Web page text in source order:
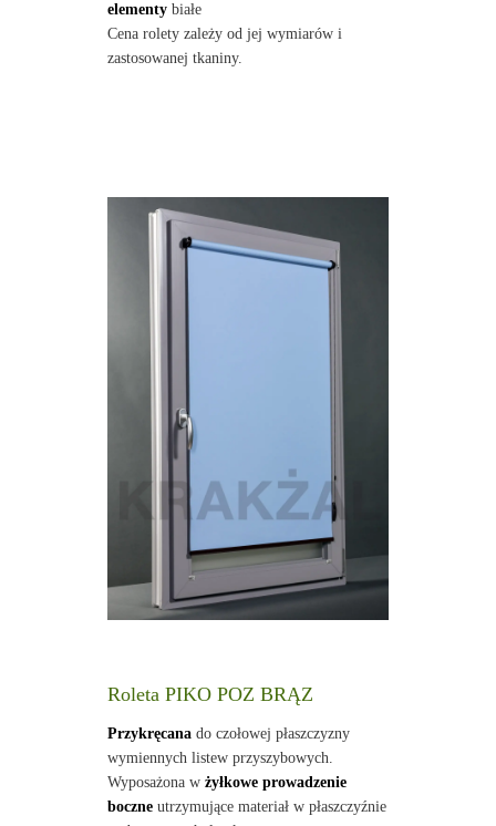
elementybiałe
Cena rolety zależy od jej wymiarów i
zastosowanej tkaniny.
Roleta PIKO POZ BRĄZ
Przykręcanado czołowej płaszczyzny
wymiennych listew przyszybowych.
Wyposażona w żyłkowe prowadzenie
boczneutrzymujące materiał w płaszczyźnie